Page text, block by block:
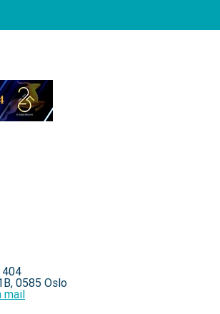
404
0585 Oslo
mail